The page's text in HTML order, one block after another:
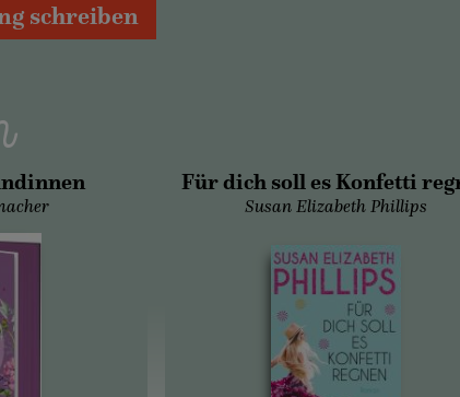
schreiben
Für dich soll es Konfetti
Susan Elizabeth Phillips